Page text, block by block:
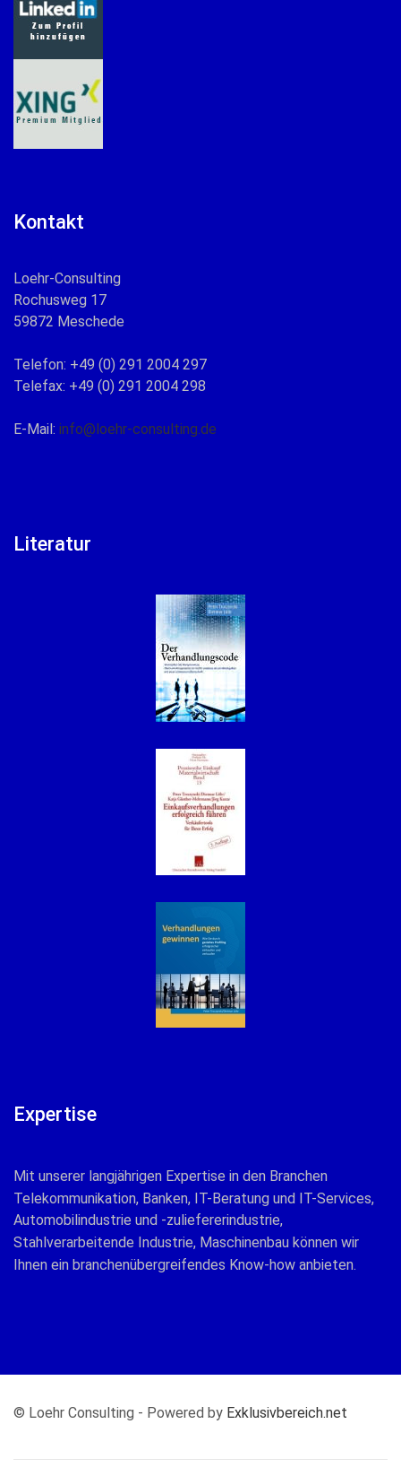
Kontakt
Loehr-Consulting
Rochusweg 17
59872 Meschede
Telefon: +49 (0) 291 2004 297
Telefax: +49 (0) 291 2004 298
E-Mail: info@loehr-consulting.de
Literatur
Expertise
Mit unserer langjährigen Expertise in den Branchen
Telekommunikation, Banken, IT-Beratung und IT-Services,
Automobilindustrie und -zuliefererindustrie,
Stahlverarbeitende Industrie, Maschinenbau können wir
Ihnen ein branchenübergreifendes Know-how anbieten.
© Loehr Consulting - Powered by Exklusivbereich.net